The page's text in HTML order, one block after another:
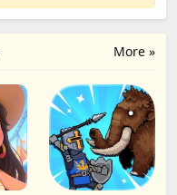
More »